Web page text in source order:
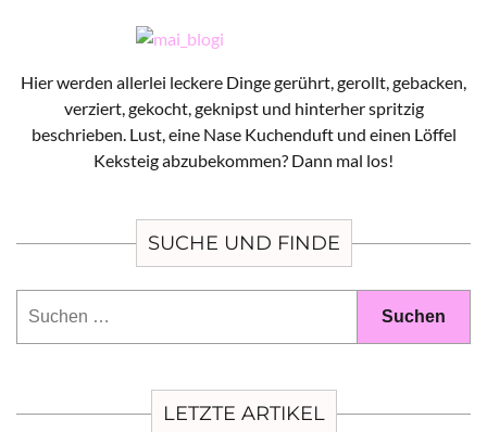
Hier werden allerlei leckere Dinge gerührt, gerollt, gebacken,
verziert, gekocht, geknipst und hinterher spritzig
beschrieben. Lust, eine Nase Kuchenduft und einen Löffel
Keksteig abzubekommen? Dann mal los!
SUCHE UND FINDE
LETZTE ARTIKEL